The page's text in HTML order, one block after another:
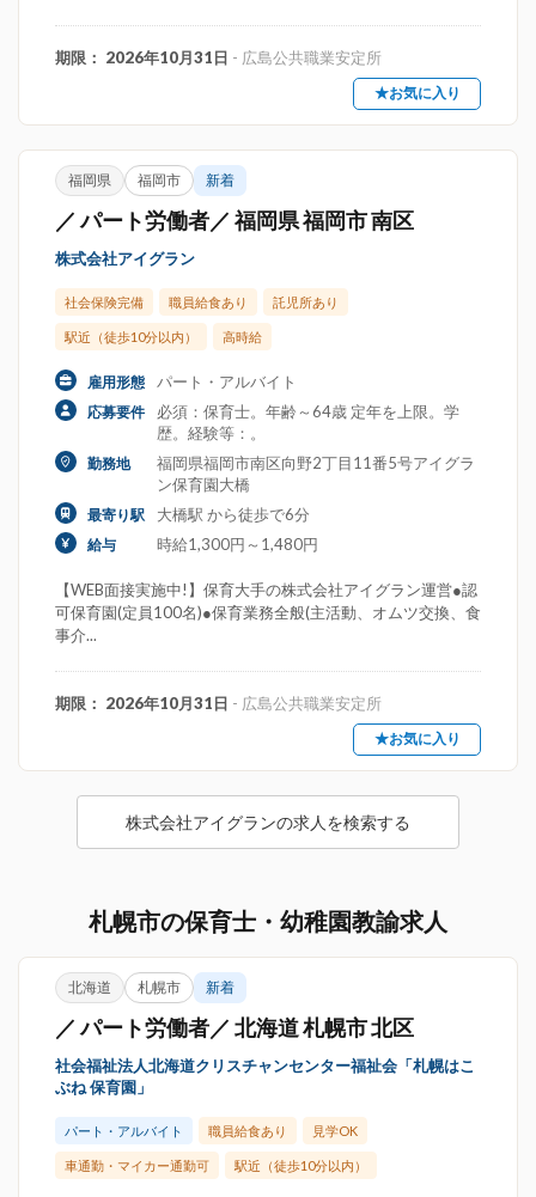
期限： 2026年10月31日 - 広島公共職業安定所
★お気に入り
福岡県 福岡市 新着
／ パート労働者／ 福岡県 福岡市 南区
株式会社アイグラン
社会保険完備 職員給食あり 託児所あり
駅近（徒歩10分以内） 高時給
雇用形態 パート・アルバイト
応募要件
必須：保育士。年齢～64歳 定年を上限。学
歴。経験等：。
勤務地
福岡県福岡市南区向野2丁目11番5号アイグラ
ン保育園大橋
最寄り駅 大橋駅 から徒歩で6分
給与 時給1,300円～1,480円
【WEB面接実施中!】保育大手の株式会社アイグラン運営●認
可保育園(定員100名)●保育業務全般(主活動、オムツ交換、食
事介...
期限： 2026年10月31日 - 広島公共職業安定所
★お気に入り
株式会社アイグランの求人を検索する
札幌市の保育士・幼稚園教諭求人
北海道 札幌市 新着
／ パート労働者／ 北海道 札幌市 北区
社会福祉法人北海道クリスチャンセンター福祉会「札幌はこ
ぶね 保育園」
パート・アルバイト 職員給食あり 見学OK
車通勤・マイカー通勤可 駅近（徒歩10分以内）